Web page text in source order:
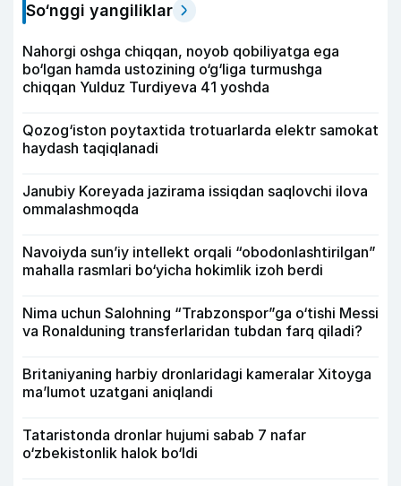
So‘nggi yangiliklar
Nahorgi oshga chiqqan, noyob qobiliyatga ega
bo‘lgan hamda ustozining o‘g‘liga turmushga
chiqqan Yulduz Turdiyeva 41 yoshda
Qozog‘iston poytaxtida trotuarlarda elektr samokat
haydash taqiqlanadi
Janubiy Koreyada jazirama issiqdan saqlovchi ilova
ommalashmoqda
Navoiyda sun’iy intellekt orqali “obodonlashtirilgan”
mahalla rasmlari bo‘yicha hokimlik izoh berdi
Nima uchun Salohning “Trabzonspor”ga o‘tishi Messi
va Ronalduning transferlaridan tubdan farq qiladi?
Britaniyaning harbiy dronlaridagi kameralar Xitoyga
ma’lumot uzatgani aniqlandi
Tataristonda dronlar hujumi sabab 7 nafar
o‘zbekistonlik halok bo‘ldi